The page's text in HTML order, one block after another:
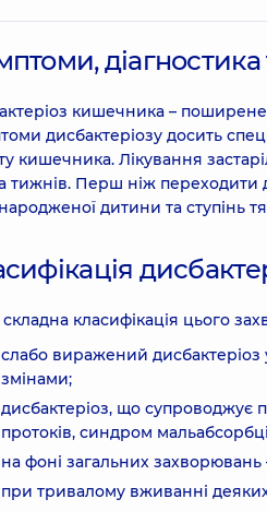
діагностика
кишечника – поширене
дисбактеріозу досить
кишечника. Лікування
тижнів. Перш ніж переходити
дитини та ступінь
складна класифікація цього
слабо виражений
змінами;
дисбактеріоз, що супроводжує
протоків, синдром
на фоні загальних захворювань
при тривалому вживанні деяких